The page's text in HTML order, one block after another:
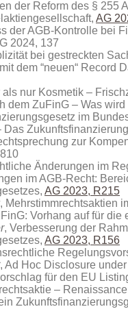
der Reform des § 255
AG
der AGB-Kontrolle bei
2024, 137
bei gestreckten
dem “neuen“ Record
als nur Kosmetik –
dem ZuFinG – Was
im
Das
zur
Änderungen im
im AGB-Recht:
AG 2023, R215
, Mehrstimmrechtsaktien
Vorhang auf für die
, Verbesserung der
AG 2023, R156
, Ad Hoc Disclosure
für den EU
–